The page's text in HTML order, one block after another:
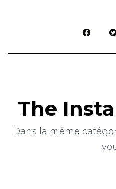
The
Dans la même